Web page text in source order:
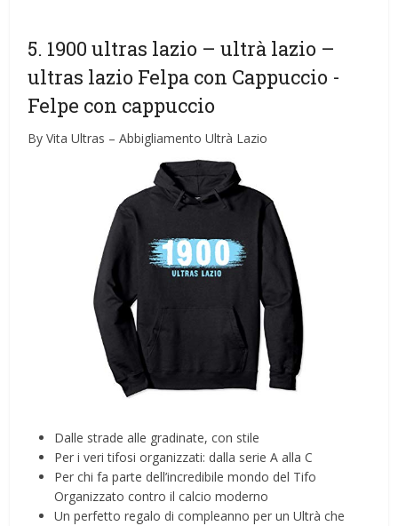
5. 1900 ultras lazio – ultrà lazio –
ultras lazio Felpa con Cappuccio -
Felpe con cappuccio
By Vita Ultras – Abbigliamento Ultrà Lazio
Dalle strade alle gradinate, con stile
Per i veri tifosi organizzati: dalla serie A alla C
Per chi fa parte dell’incredibile mondo del Tifo
Organizzato contro il calcio moderno
Un perfetto regalo di compleanno per un Ultrà che